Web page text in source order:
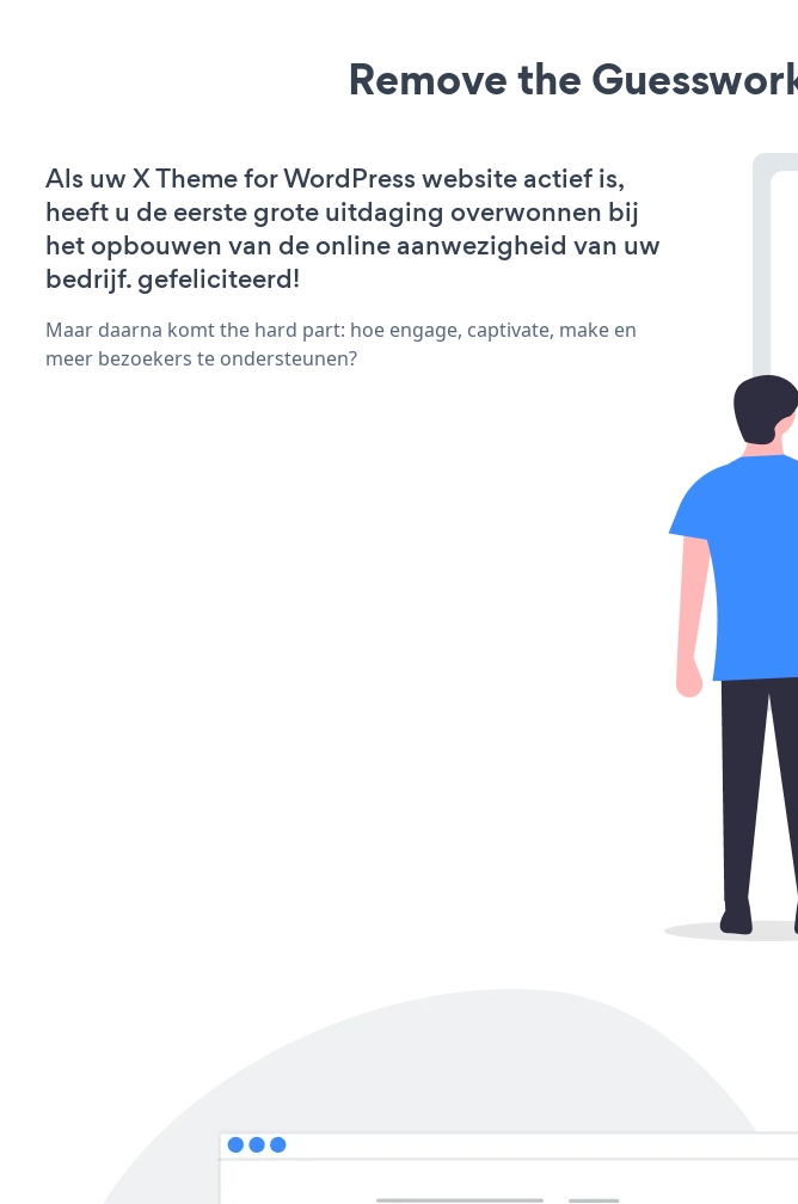
Remove the
Als uw X Theme for WordPress website actief is,
heeft u de eerste grote uitdaging overwonnen bij
het opbouwen van de online aanwezigheid van uw
bedrijf. gefeliciteerd!
Maar daarna komt the hard part: hoe engage, captivate, make en
meer bezoekers te ondersteunen?